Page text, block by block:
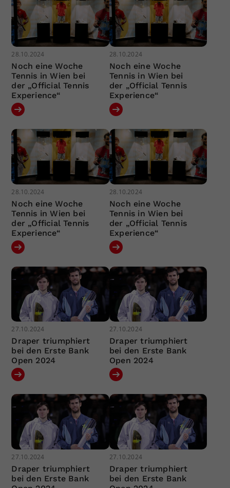
28.10.2024
Noch eine Woche
Tennis in Wien bei
der „Official Tennis
Experience“
28.10.2024
Noch eine Woche
Tennis in Wien bei
der „Official Tennis
Experience“
28.10.2024
Noch eine Woche
Tennis in Wien bei
der „Official Tennis
Experience“
28.10.2024
Noch eine Woche
Tennis in Wien bei
der „Official Tennis
Experience“
27.10.2024
Draper triumphiert
bei den Erste Bank
Open 2024
27.10.2024
Draper triumphiert
bei den Erste Bank
Open 2024
27.10.2024
Draper triumphiert
bei den Erste Bank
27.10.2024
Draper triumphiert
bei den Erste Bank